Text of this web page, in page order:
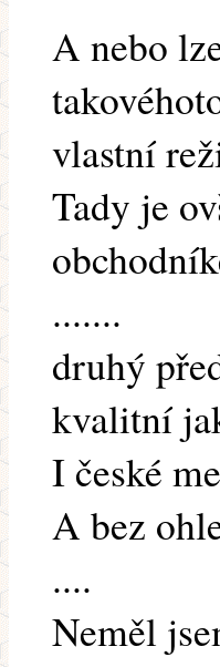
A nebo
vlastní
Tady je
.......
druhý
kvalitní
I české
A bez
....
Neměl